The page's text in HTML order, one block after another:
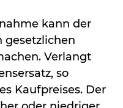
kann der
gesetzlichen
Verlangt
so
Kaufpreises. Der